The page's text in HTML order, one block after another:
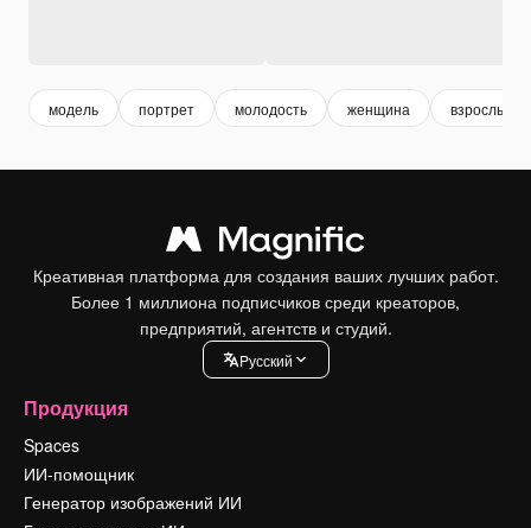
модель портрет молодость женщина взрослые
Креативная платформа для создания ваших лучших работ.
Более 1 миллиона подписчиков среди креаторов,
предприятий, агентств и студий.
Pусский
Продукция
Spaces
ИИ-помощник
Генератор изображений ИИ